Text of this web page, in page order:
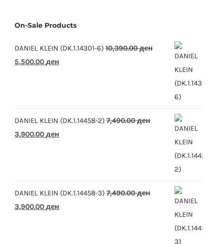
On-Sale Products
DANIEL KLEIN (DK.1.14301-6) 10,390.00ден
Original
5,500.00 ден
DANIEL KLEIN (DK.1.14458-2) 7,490.00ден
Original
3,900.00 ден
DANIEL KLEIN (DK.1.14458-3) 7,490.00ден
Original
3,900.00 ден